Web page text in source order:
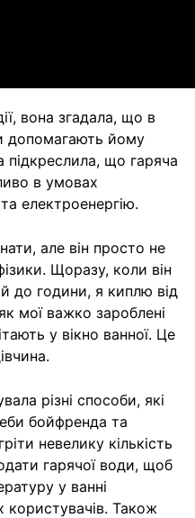
вона згадала, що в
допомагають йому
підкреслила, що гаряча
в умовах
електроенергію.
але він просто не
Щоразу, коли він
до години, я киплю від
мої важко зароблені
у вікно ванної. Це
різні способи, які
бойфренда та
невелику кількість
гарячої води, щоб
у ванні
користувачів. Також